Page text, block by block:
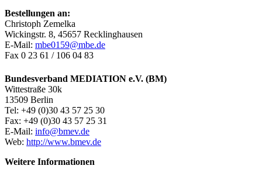
Bestellungen an:
Christoph Zemelka
Wickingstr. 8, 45657 Recklinghausen
E-Mail: mbe0159@mbe.de
Fax 0 23 61 / 106 04 83
Bundesverband MEDIATION e.V. (BM)
Wittestraße 30k
13509 Berlin
Tel: +49 (0)30 43 57 25 30
Fax: +49 (0)30 43 57 25 31
E-Mail: info@bmev.de
Web: http://www.bmev.de
Weitere Informationen